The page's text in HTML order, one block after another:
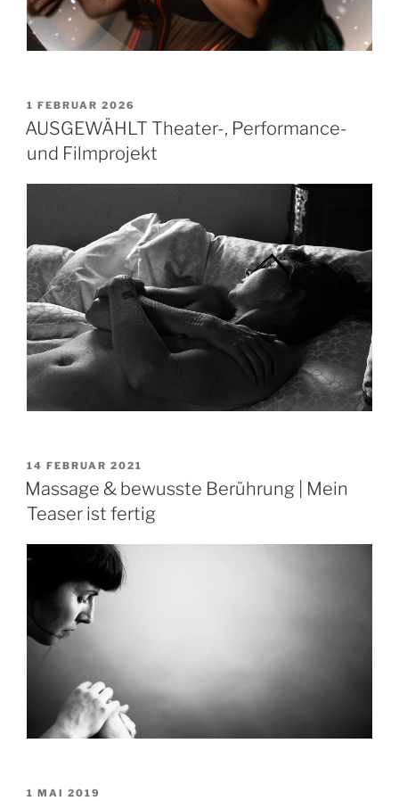
VERÖFFENTLICHT
AM
1 FEBRUAR 2026
AUSGEWÄHLT Theater-, Performance-
und Filmprojekt
VERÖFFENTLICHT
AM
14 FEBRUAR 2021
Massage & bewusste Berührung | Mein
Teaser ist fertig
VERÖFFENTLICHT
1 MAI 2019